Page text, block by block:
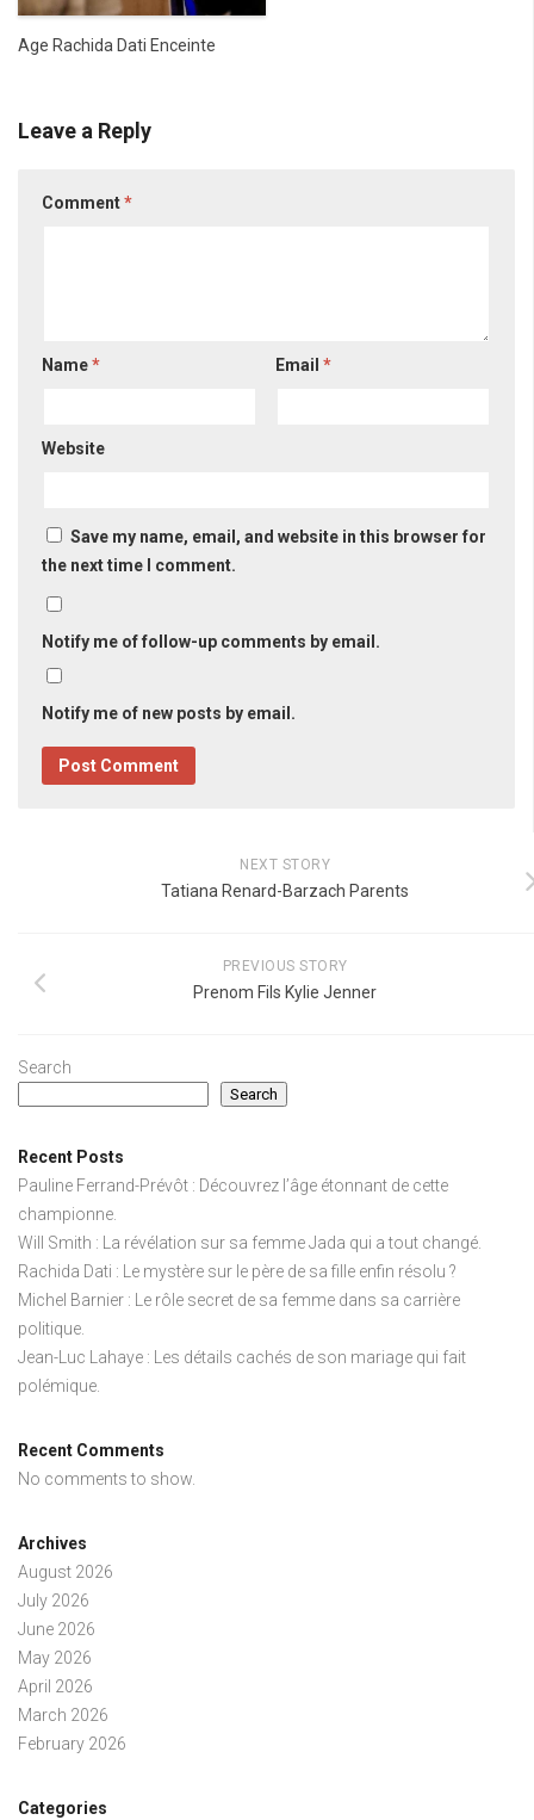
Age Rachida Dati Enceinte
Leave a Reply
Comment*
Name* Email*
Website
Save my name, email, and website in this browser for
the next time I comment.
Notify me of follow-up comments by email.
Notify me of new posts by email.
NEXT STORY
Tatiana Renard-Barzach Parents
PREVIOUS STORY
Prenom Fils Kylie Jenner
Search
Search
Recent Posts
Pauline Ferrand-Prévôt : Découvrez l’âge étonnant de cette
championne.
Will Smith : La révélation sur sa femme Jada qui a tout changé.
Rachida Dati : Le mystère sur le père de sa fille enfin résolu ?
Michel Barnier : Le rôle secret de sa femme dans sa carrière
politique.
Jean-Luc Lahaye : Les détails cachés de son mariage qui fait
polémique.
Recent Comments
No comments to show.
Archives
August 2026
July 2026
June 2026
May 2026
April 2026
March 2026
February 2026
Categories